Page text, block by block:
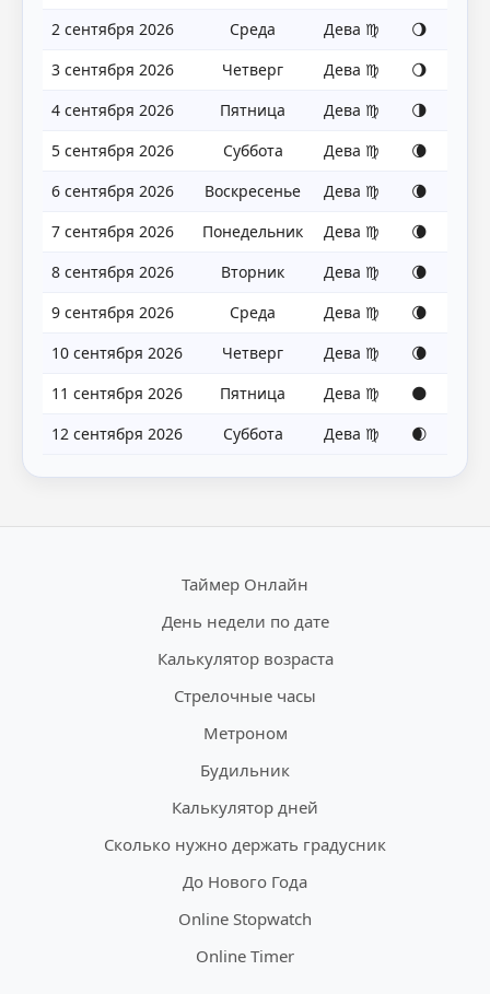
2 сентября 2026
Среда Дева ♍
🌖
3 сентября 2026
Четверг Дева ♍
🌖
4 сентября 2026
Пятница Дева ♍
🌗
5 сентября 2026
Суббота Дева ♍
🌘
6 сентября 2026
Воскресенье Дева ♍
🌘
7 сентября 2026
Понедельник Дева ♍
🌘
8 сентября 2026
Вторник Дева ♍
🌘
9 сентября 2026
Среда Дева ♍
🌘
10 сентября 2026
Четверг Дева ♍
🌘
11 сентября 2026
Пятница Дева ♍
🌑
12 сентября 2026
Суббота Дева ♍ 🌒
Таймер Онлайн
День недели по дате
Калькулятор возраста
Стрелочные часы
Метроном
Будильник
Калькулятор дней
Сколько нужно держать градусник
До Нового Года
Online Stopwatch
Online Timer